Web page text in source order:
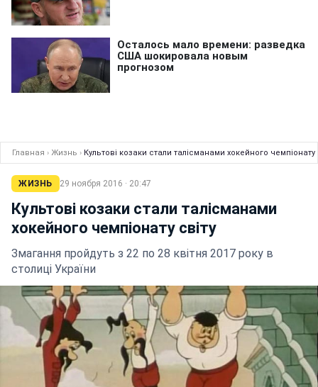
Главная › Жизнь › Культові козаки стали талісманами хокейного чемпіонату
ЖИЗНЬ 29 ноября 2016 · 20:47
Культові козаки стали талісманами
хокейного чемпіонату світу
Змагання пройдуть з 22 по 28 квітня 2017 року в
столиці України